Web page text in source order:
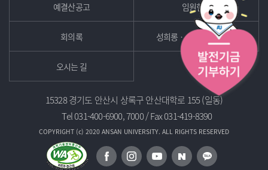
예결산공고 임원현황
회의록 성희롱ㆍ성폭력고충상담
오시는 길
15328 경기도 안산시 상록구 안산대학로 155 (일동)
Tel 031-400-6900, 7000 / Fax 031-419-8390
COPYRIGHT (c) 2020 ANSAN UNIVERSITY. ALL RIGHTS RESERVED